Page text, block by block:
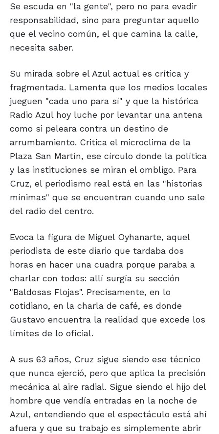
Se escuda en "la gente", pero no para evadir
responsabilidad, sino para preguntar aquello
que el vecino común, el que camina la calle,
necesita saber.
Su mirada sobre el Azul actual es crítica y
fragmentada. Lamenta que los medios locales
jueguen "cada uno para sí" y que la histórica
Radio Azul hoy luche por levantar una antena
como si peleara contra un destino de
arrumbamiento. Critica el microclima de la
Plaza San Martín, ese círculo donde la política
y las instituciones se miran el ombligo. Para
Cruz, el periodismo real está en las "historias
mínimas" que se encuentran cuando uno sale
del radio del centro.
Evoca la figura de Miguel Oyhanarte, aquel
periodista de este diario que tardaba dos
horas en hacer una cuadra porque paraba a
charlar con todos: allí surgía su sección
"Baldosas Flojas". Precisamente, en lo
cotidiano, en la charla de café, es donde
Gustavo encuentra la realidad que excede los
límites de lo oficial.
A sus 63 años, Cruz sigue siendo ese técnico
que nunca ejerció, pero que aplica la precisión
mecánica al aire radial. Sigue siendo el hijo del
hombre que vendía entradas en la noche de
Azul, entendiendo que el espectáculo está ahí
afuera y que su trabajo es simplemente abrir